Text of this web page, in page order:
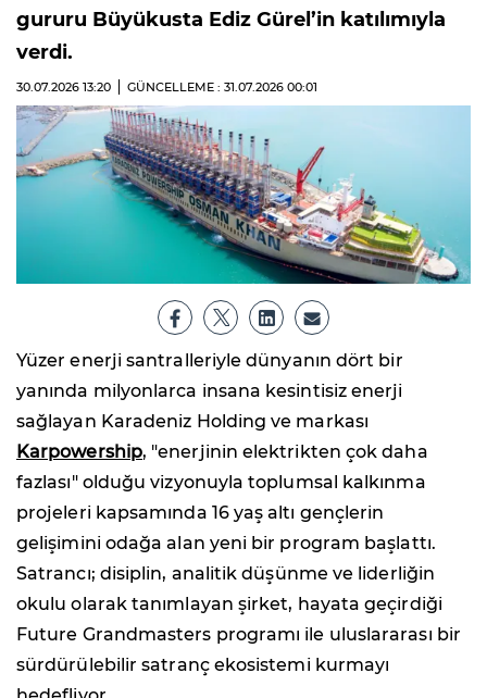
gururu Büyükusta Ediz Gürel’in katılımıyla
verdi.
30.07.2026 13:20 GÜNCELLEME : 31.07.2026 00:01
Yüzer enerji santralleriyle dünyanın dört bir
yanında milyonlarca insana kesintisiz enerji
sağlayan Karadeniz Holding ve markası
Karpowership, "enerjinin elektrikten çok daha
fazlası" olduğu vizyonuyla toplumsal kalkınma
projeleri kapsamında 16 yaş altı gençlerin
gelişimini odağa alan yeni bir program başlattı.
Satrancı; disiplin, analitik düşünme ve liderliğin
okulu olarak tanımlayan şirket, hayata geçirdiği
Future Grandmasters programı ile uluslararası bir
sürdürülebilir satranç ekosistemi kurmayı